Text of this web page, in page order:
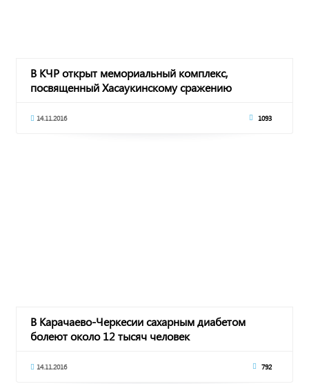
В КЧР открыт мемориальный комплекс,
посвященный Хасаукинскому сражению
14.11.2016 1093
В Карачаево-Черкесии сахарным диабетом
болеют около 12 тысяч человек
14.11.2016 792